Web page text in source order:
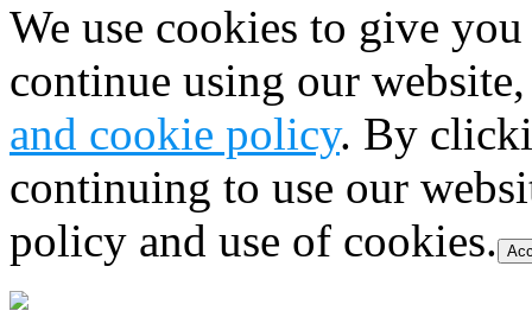
We use cookies to give
continue using our
and cookie policy. By
continuing to use our
policy and use of cookies.